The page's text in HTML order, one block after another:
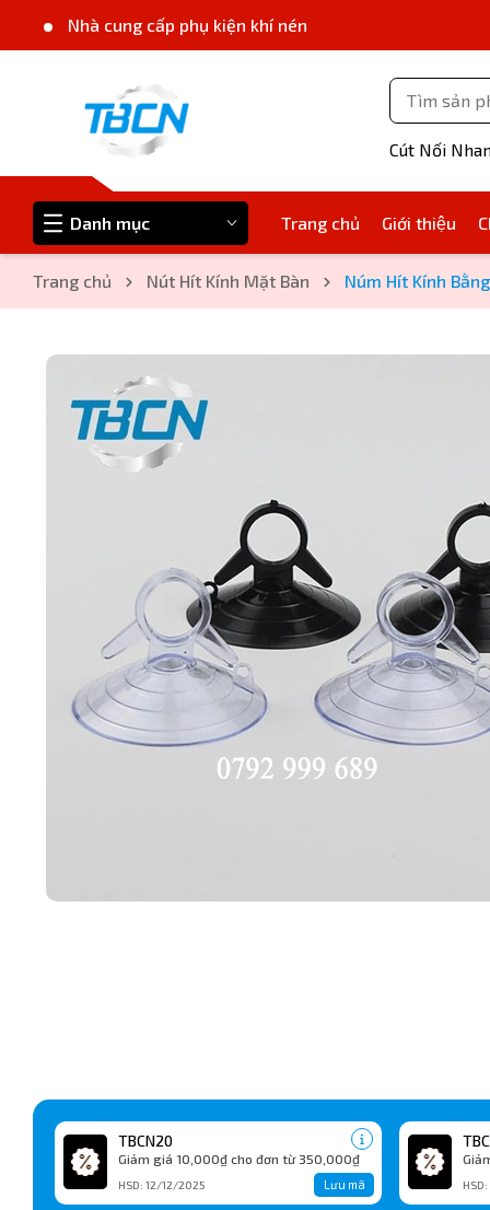
Nhà cung cấp phụ kiện khí nén
Cút Nối
Danh mục Trang chủ Giới thiệu
Trang chủ Nút Hít Kính Mặt Bàn Núm Hít Kính
TBCN20
Giảm giá 10,000₫ cho đơn từ 350,000₫
HSD: 12/12/2025 Lưu mã